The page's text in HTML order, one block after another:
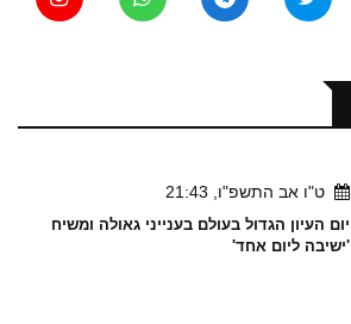
ט"ו אב התשפ"ו, 21:43
יום העיון הגדול בעולם בענייני גאולה ומשיח
'ישיבה ליום אחד'